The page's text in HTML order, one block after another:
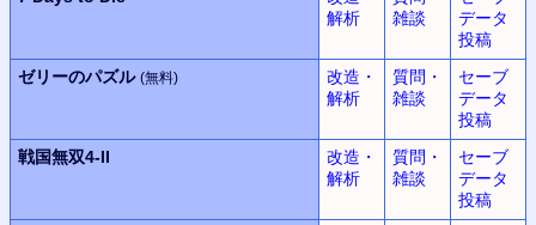
解析
雑談
データ
投稿
ゼリーのパズル (無料)
改造・
解析
質問・
雑談
セーブ
データ
投稿
戦国無双4-II
改造・
解析
質問・
雑談
セーブ
データ
投稿